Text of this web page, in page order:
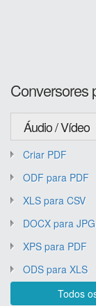
Conversores
Áudio / Vídeo
Criar PDF
ODF para PDF
XLS para CSV
DOCX para JPG
XPS para PDF
ODS para XLS
Todos